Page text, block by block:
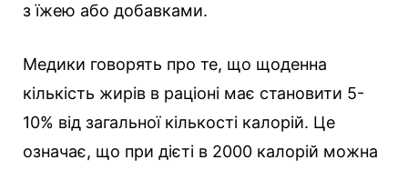
з їжею або добавками.
Медики говорять про те, що щоденна
кількість жирів в раціоні має становити 5-
10% від загальної кількості калорій. Це
означає, що при дієті в 2000 калорій можна